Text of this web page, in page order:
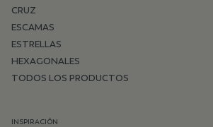
CRUZ
ESCAMAS
ESTRELLAS
HEXAGONALES
TODOS LOS PRODUCTOS
INSPIRACIÓN